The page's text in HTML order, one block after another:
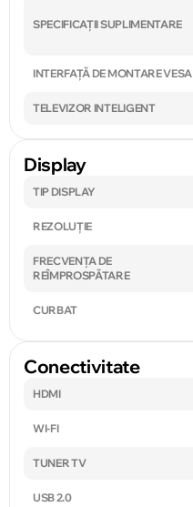
SPECIFICAȚII SUPLIMENTARE
INTERFAȚĂ DE MONTARE VESA
TELEVIZOR INTELIGENT
Display
TIP DISPLAY
REZOLUȚIE
FRECVENȚA DE
REÎMPROSPĂTARE
CURBAT
Conectivitate
HDMI
WI-FI
TUNER TV
USB 2.0